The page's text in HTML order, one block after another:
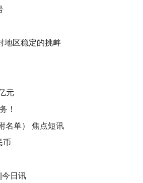
地区稳定的挑衅
元
！
名单） 焦点短讯
币
今日讯